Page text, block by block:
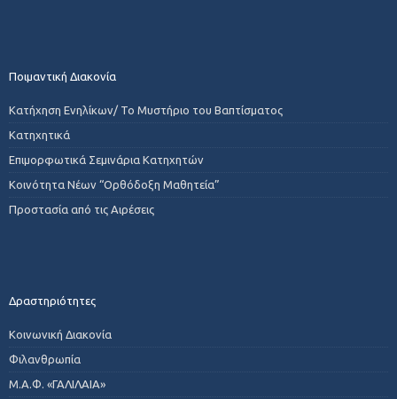
Ποιμαντική Διακονία
Κατήχηση Ενηλίκων/ Το Μυστήριο του Βαπτίσματος
Κατηχητικά
Επιμορφωτικά Σεμινάρια Κατηχητών
Κοινότητα Νέων “Ορθόδοξη Μαθητεία”
Προστασία από τις Αιρέσεις
Δραστηριότητες
Κοινωνική Διακονία
Φιλανθρωπία
Μ.Α.Φ. «ΓΑΛΙΛΑΙΑ»